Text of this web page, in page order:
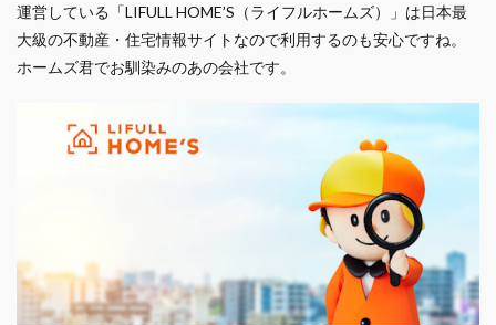
運営している「LIFULL HOME’S（ライフルホームズ）」は日本最
大級の不動産・住宅情報サイトなので利用するのも安心ですね。
ホームズ君でお馴染みのあの会社です。